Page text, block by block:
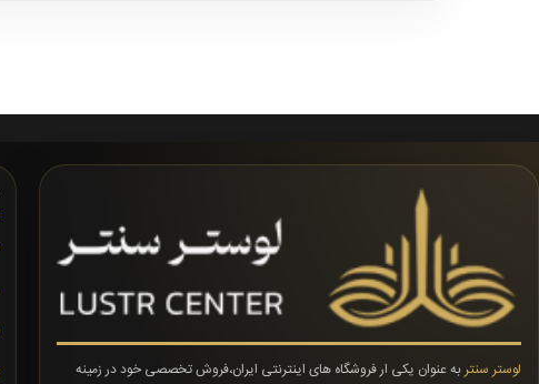
لوستر سنتربه عنوان یکی ار فروشگاه های اینترنتی ایران،فروش تخصصی خود در زمینه